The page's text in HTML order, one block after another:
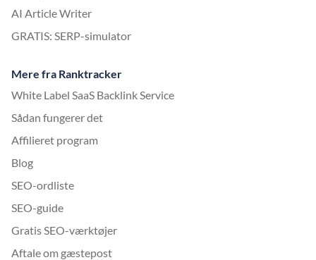
AI Article Writer
GRATIS: SERP-simulator
Mere fra Ranktracker
White Label SaaS Backlink Service
Sådan fungerer det
Affilieret program
Blog
SEO-ordliste
SEO-guide
Gratis SEO-værktøjer
Aftale om gæstepost